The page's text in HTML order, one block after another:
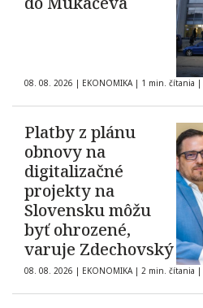
08. 08. 2026 | EKONOMIKA | 1 min. čítania |
Platby z plánu
obnovy na
digitalizačné
projekty na
Slovensku môžu
byť ohrozené,
varuje Zdechovský
08. 08. 2026 | EKONOMIKA | 2 min. čítania |